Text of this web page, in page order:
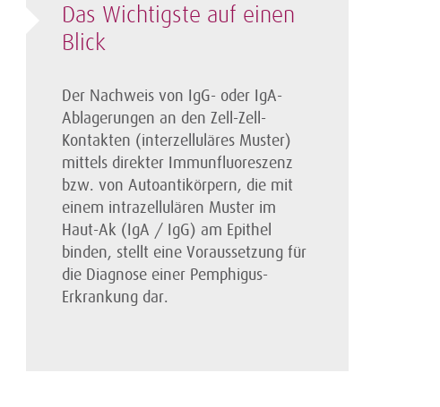
Das Wichtigste auf einen
Blick
Der Nachweis von IgG- oder IgA-
Ablagerungen an den Zell-Zell-
Kontakten (interzelluläres Muster)
mittels direkter Immunfluoreszenz
bzw. von Autoantikörpern, die mit
einem intrazellulären Muster im
Haut-Ak (IgA / IgG) am Epithel
binden, stellt eine Voraussetzung für
die Diagnose einer Pemphigus-
Erkrankung dar.